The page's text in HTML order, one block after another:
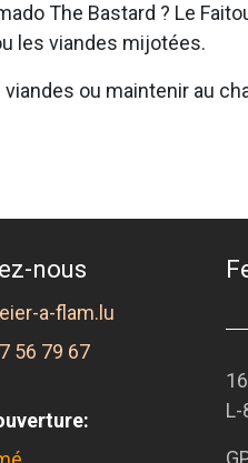
The Bastard ? Le
les viandes mijotées.
ou maintenir au
nous
a-flam.lu
56 79 67